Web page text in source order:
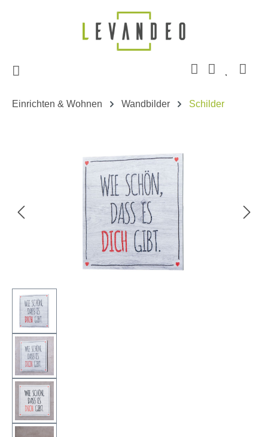
Zum Hauptinhalt springen
Einrichten & Wohnen Wandbilder Schilder